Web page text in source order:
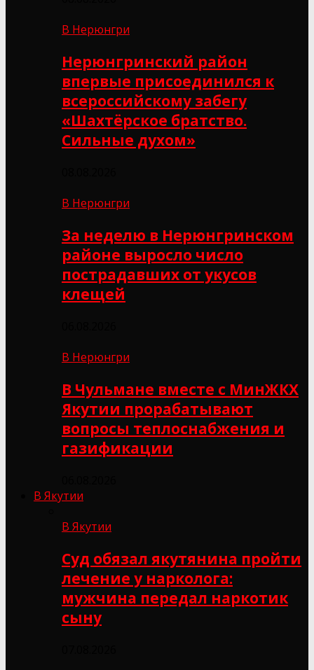
В Нерюнгри
Нерюнгринский район
впервые присоединился к
всероссийскому забегу
«Шахтёрское братство.
Сильные духом»
В Нерюнгри
За неделю в Нерюнгринском
районе выросло число
пострадавших от укусов
клещей
В Нерюнгри
В Чульмане вместе с МинЖКХ
Якутии прорабатывают
вопросы теплоснабжения и
газификации
В Якутии
В Якутии
Суд обязал якутянина пройти
лечение у нарколога:
мужчина передал наркотик
сыну